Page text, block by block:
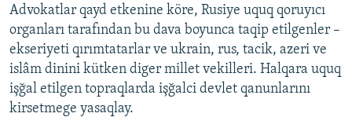
Advokatlar qayd etkenine köre, Rusiye uquq qoruyıcı
organları tarafından bu dava boyunca taqip etilgenler –
ekseriyeti qırımtatarlar ve ukrain, rus, tacik, azeri ve
islâm dinini kütken diger millet vekilleri. Halqara uquq
işğal etilgen topraqlarda işğalci devlet qanunlarını
kirsetmege yasaqlay.